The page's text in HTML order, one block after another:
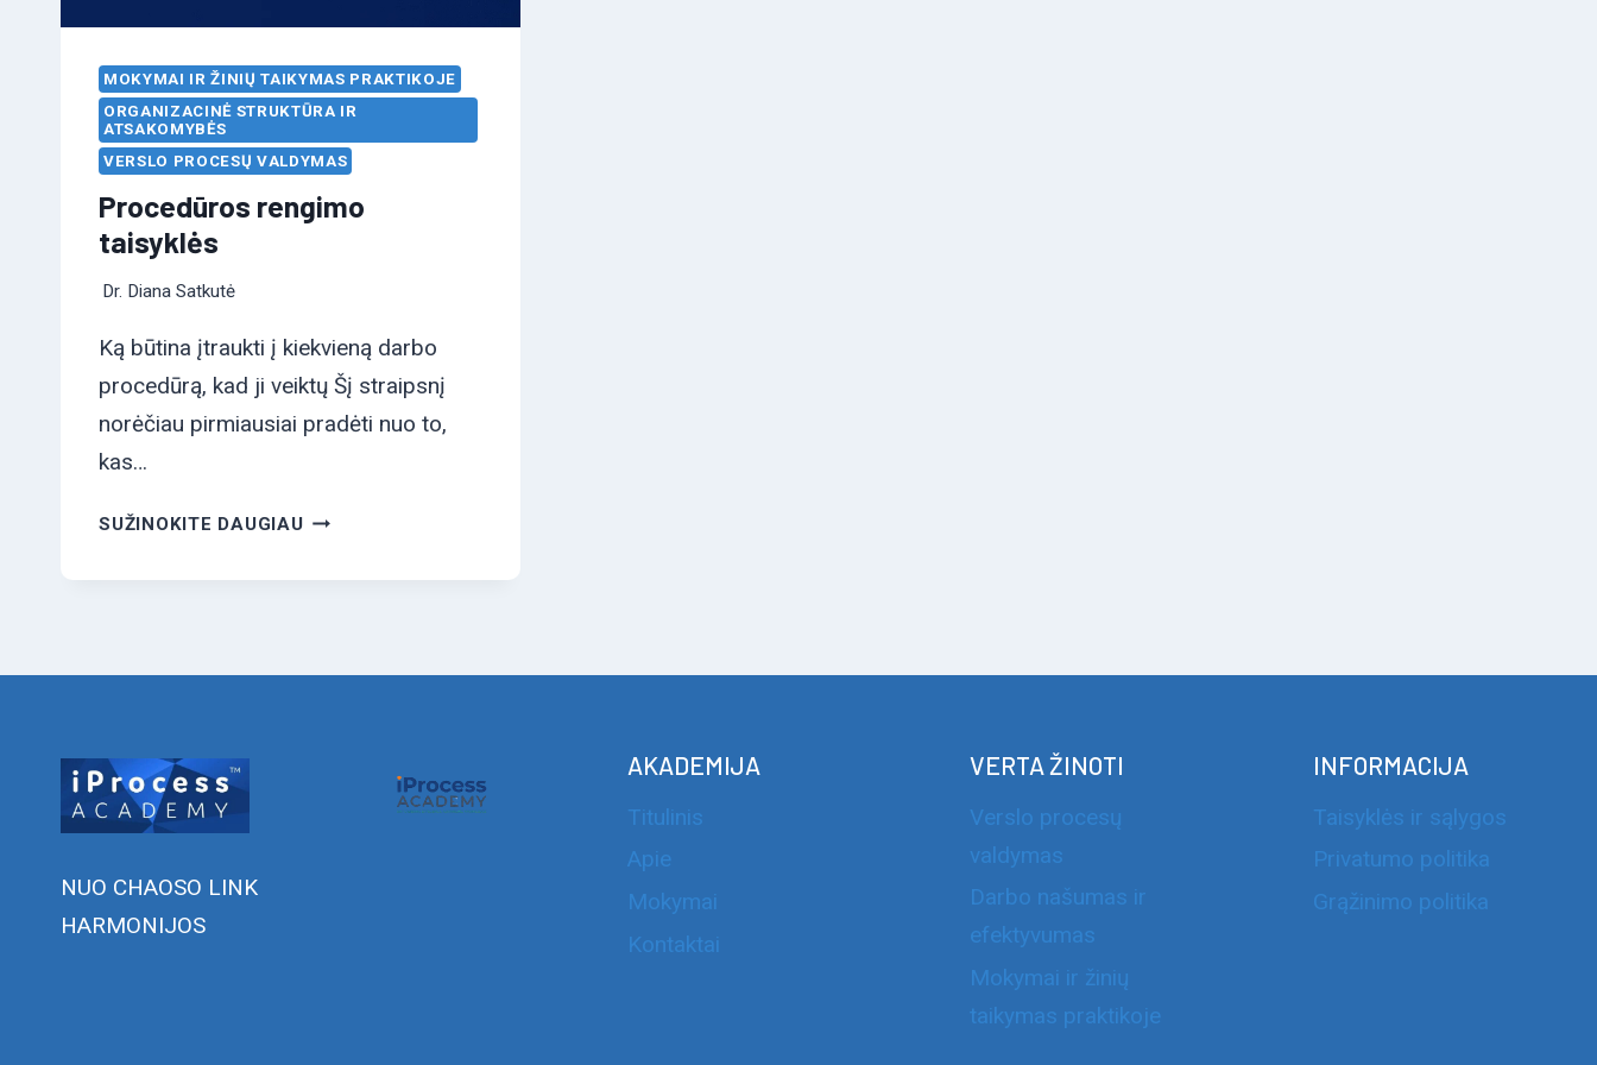
MOKYMAI IR ŽINIŲ TAIKYMAS PRAKTIKOJE
ORGANIZACINĖ STRUKTŪRA IR
ATSAKOMYBĖS
VERSLO PROCESŲ VALDYMAS
Procedūros rengimo
taisyklės
Dr. Diana Satkutė
Ką būtina įtraukti į kiekvieną darbo
procedūrą, kad ji veiktų Šį straipsnį
norėčiau pirmiausiai pradėti nuo to,
kas…
SUŽINOKITE DAUGIAUPROCEDŪROS
TAISYKLĖS
NUO CHAOSO LINK
HARMONIJOS
AKADEMIJA
Titulinis
Apie
Mokymai
Kontaktai
VERTA ŽINOTI
Verslo procesų
valdymas
Darbo našumas ir
efektyvumas
Mokymai ir žinių
taikymas praktikoje
INFORMACIJA
Taisyklės ir sąlygos
Privatumo politika
Grąžinimo politika